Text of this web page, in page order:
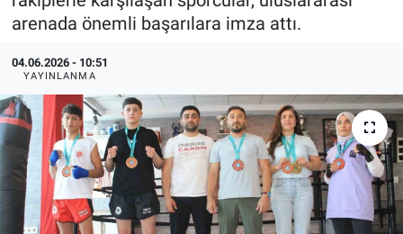
arenada önemli başarılara imza attı.
04.06.2026 - 10:51
YAYINLANMA